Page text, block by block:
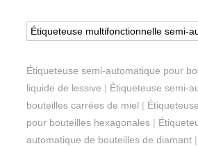
Étiqueteuse multifonctionnelle semi-
Étiqueteuse semi-automatique pour
liquide de lessive | Étiqueteuse semi-
bouteilles carrées de miel |
pour bouteilles hexagonales |
automatique de bouteilles de diamant |